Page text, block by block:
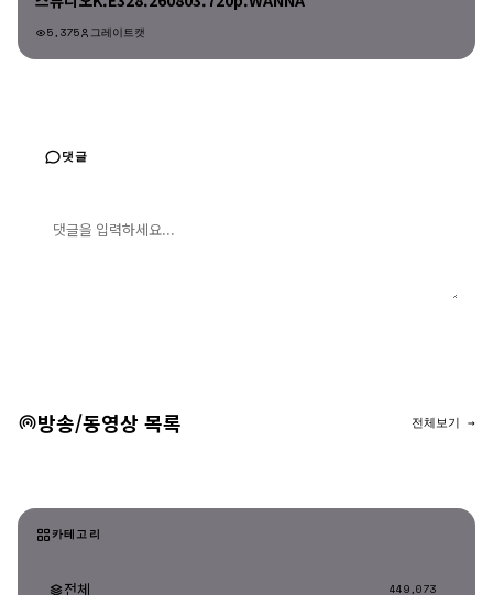
5,375 그레이트캣
댓글
방송/동영상 목록 전체보기 →
카테고리
전체 449,073